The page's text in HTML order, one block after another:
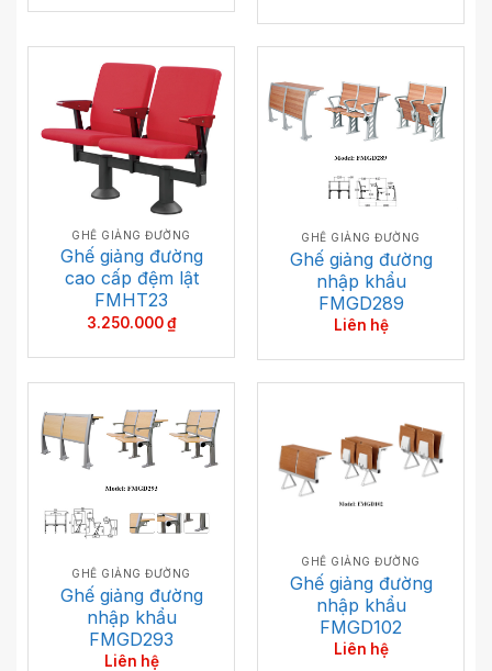
GHẾ GIẢNG ĐƯỜNG
Ghế giảng đường
cao cấp đệm lật
FMHT23
3.250.000₫
GHẾ GIẢNG ĐƯỜNG
Ghế giảng đường
nhập khẩu
FMGD289
Liên hệ
GHẾ GIẢNG ĐƯỜNG
Ghế giảng đường
nhập khẩu
FMGD293
Liên hệ
GHẾ GIẢNG ĐƯỜNG
Ghế giảng đường
nhập khẩu
FMGD102
Liên hệ